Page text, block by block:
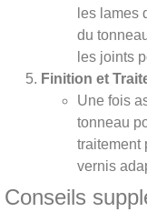
les lames
du
les joints
Finition et
Une fois
tonneau
traitement
vernis
Conseils